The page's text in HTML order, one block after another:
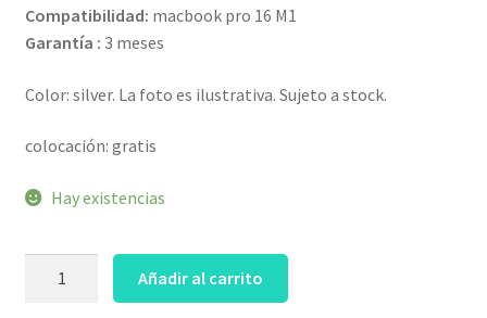
Compatibilidad: macbook pro 16 M1
Garantía : 3 meses
Color: silver. La foto es ilustrativa. Sujeto a stock.
colocación: gratis
Hay existencias
Añadir al carrito